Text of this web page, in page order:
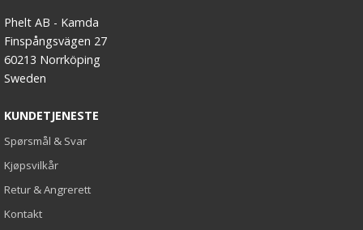
Phelt AB - Kamda
Finspångsvägen 27
60213 Norrköping
Sweden
KUNDETJENESTE
Spørsmål & Svar
Kjøpsvilkår
Retur & Angrerett
Kontakt